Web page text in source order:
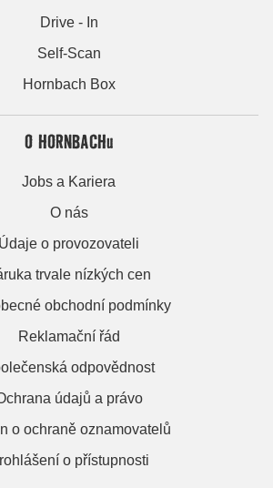
Drive - In
Self-Scan
Hornbach Box
O HORNBACHu
Jobs a Kariera
O nás
Údaje o provozovateli
trvale nízkých cen
obchodní podmínky
Reklamační řád
odpovědnost
údajů a právo
o ochraně oznamovatelů
o přístupnosti